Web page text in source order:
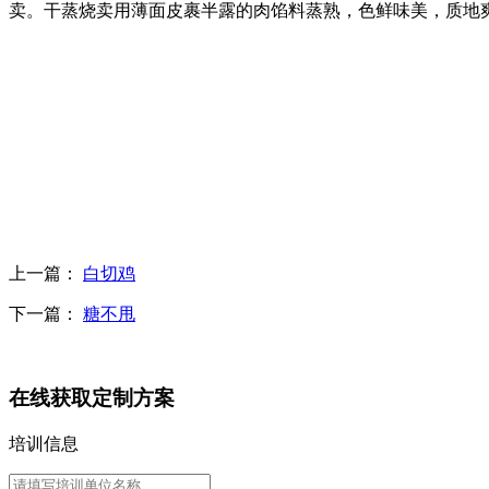
卖。干蒸烧卖用薄面皮裹半露的肉馅料蒸熟，色鲜味美，质地
上一篇： 白切鸡
下一篇： 糖不甩
在线获取定制方案
培训信息